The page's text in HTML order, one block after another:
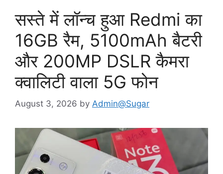
सस्ते में लॉन्च हुआ Redmi का
16GB रैम, 5100mAh बैटरी
और 200MP DSLR कैमरा
क्वालिटी वाला 5G फोन
August 3, 2026 by Admin@Sugar